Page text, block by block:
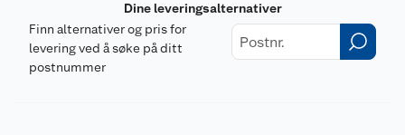
Dine leveringsalternativer
Finn alternativer og pris for
levering ved å søke på ditt
postnummer